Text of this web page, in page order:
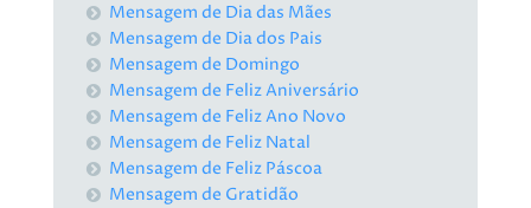
Mensagem de Dia das Mães
Mensagem de Dia dos Pais
Mensagem de Domingo
Mensagem de Feliz Aniversário
Mensagem de Feliz Ano Novo
Mensagem de Feliz Natal
Mensagem de Feliz Páscoa
Mensagem de Gratidão